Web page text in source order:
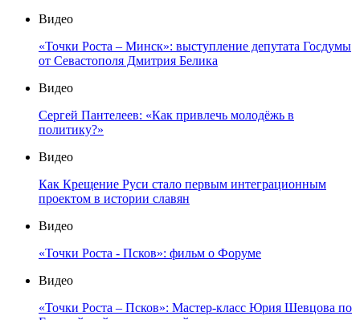
Видео
«Точки Роста – Минск»: выступление депутата Госдумы
от Севастополя Дмитрия Белика
Видео
Сергей Пантелеев: «Как привлечь молодёжь в
политику?»
Видео
Как Крещение Руси стало первым интеграционным
проектом в истории славян
Видео
«Точки Роста - Псков»: фильм о Форуме
Видео
«Точки Роста – Псков»: Мастер-класс Юрия Шевцова по